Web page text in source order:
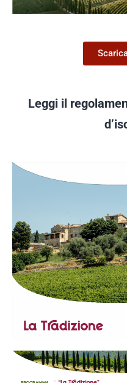
Leggi il